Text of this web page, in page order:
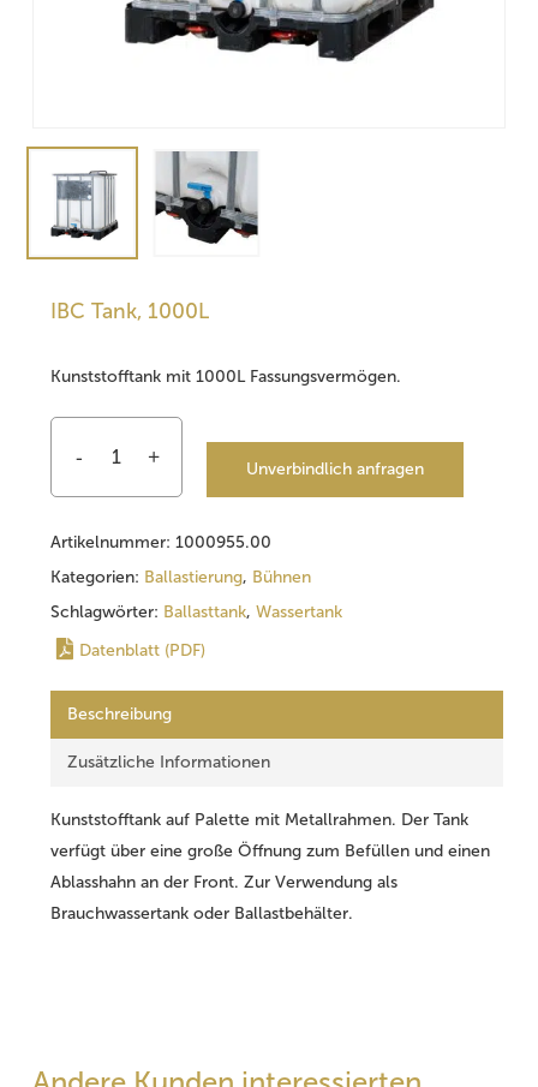
IBC Tank, 1000L
Kunststofftank mit 1000L Fassungsvermögen.
Unverbindlich anfragen
Artikelnummer: 1000955.00
Kategorien: Ballastierung, Bühnen
Schlagwörter: Ballasttank, Wassertank
Datenblatt (PDF)
Beschreibung
Zusätzliche Informationen
Kunststofftank auf Palette mit Metallrahmen. Der Tank
verfügt über eine große Öffnung zum Befüllen und einen
Ablasshahn an der Front. Zur Verwendung als
Brauchwassertank oder Ballastbehälter.